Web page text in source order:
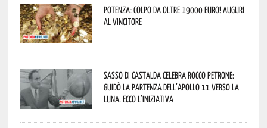
Potenza: colpo da oltre 19000 Euro! Auguri
al vincitore
Sasso di Castalda celebra Rocco Petrone:
guidò la partenza dell’Apollo 11 verso la
Luna. Ecco l’iniziativa